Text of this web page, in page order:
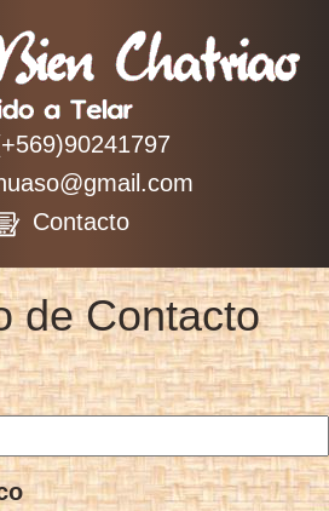
@gmail.com
Contacto
de Contacto